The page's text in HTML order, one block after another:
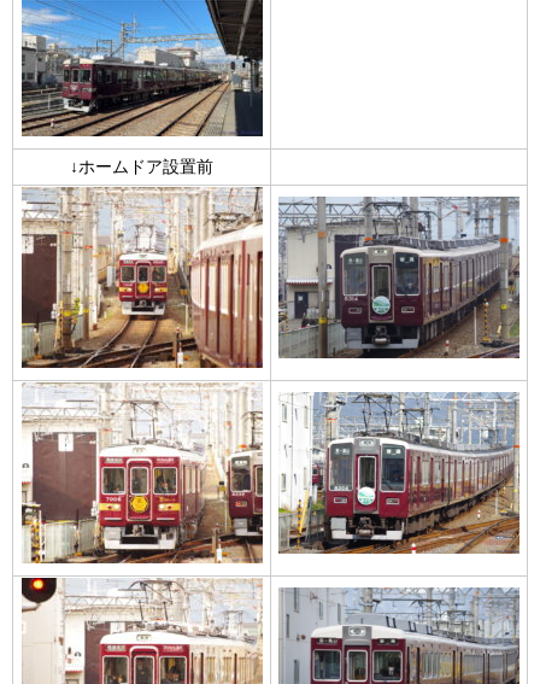
↓ホームドア設置前